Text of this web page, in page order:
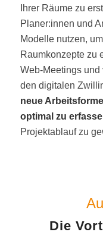
Ihrer Räume zu
Planer:innen und
Modelle nutzen,
Raumkonzepte zu
Web-Meetings
den digitalen
neue
optimal zu
Projektablauf zu
Die